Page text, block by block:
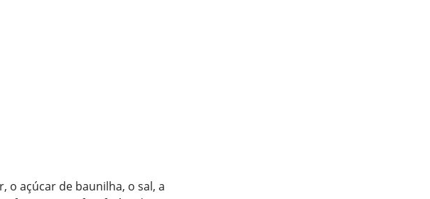
o açúcar de baunilha, o sal, a